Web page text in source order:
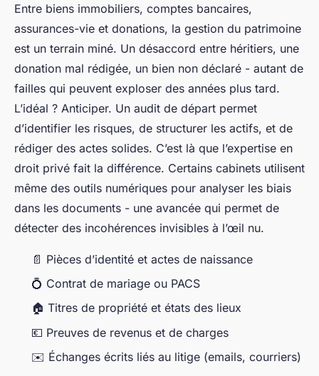
Entre biens immobiliers, comptes bancaires,
assurances-vie et donations, la gestion du patrimoine
est un terrain miné. Un désaccord entre héritiers, une
donation mal rédigée, un bien non déclaré - autant de
failles qui peuvent exploser des années plus tard.
L’idéal ? Anticiper. Un audit de départ permet
d’identifier les risques, de structurer les actifs, et de
rédiger des actes solides. C’est là que l’expertise en
droit privé fait la différence. Certains cabinets utilisent
même des outils numériques pour analyser les biais
dans les documents - une avancée qui permet de
détecter des incohérences invisibles à l’œil nu.
📄 Pièces d’identité et actes de naissance
💍 Contrat de mariage ou PACS
🏠 Titres de propriété et états des lieux
💶 Preuves de revenus et de charges
✉️ Échanges écrits liés au litige (emails, courriers)